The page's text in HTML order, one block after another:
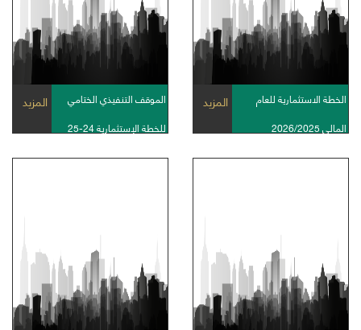
الخطة الاستثمارية للعام
المالى 2026/2025
المزيد
الموقف التنفيذي الختامي
للخطة الإستثمارية 24-25
المزيد